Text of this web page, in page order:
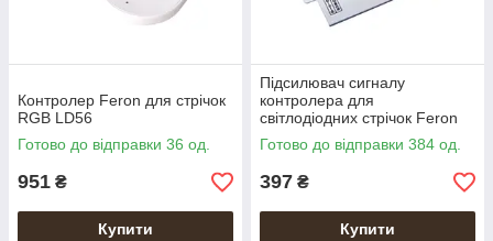
Контролер Feron для стрічок
RGB LD56
Готово до відправки 36 од.
951 ₴
Купити
Підсилювач сигналу
контролера для
світлодіодних стрічок Feron
LD57
Готово до відправки 384 од.
397 ₴
Купити